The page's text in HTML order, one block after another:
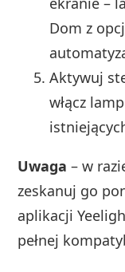
Dom z
Aktywuj
włącz
Uwaga – w
zeskanuj go
aplikacji
pełnej